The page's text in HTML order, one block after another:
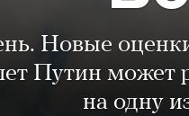
Новые
Путин может
на одну